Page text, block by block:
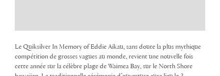
Le Quiksilver In Memory of Eddie Aikau, sans doute la plus mythique
compétition de grosses vagues au monde, revient une nouvelle fois
cette année sur la célèbre plage de Waimea Bay, sur le North Shore